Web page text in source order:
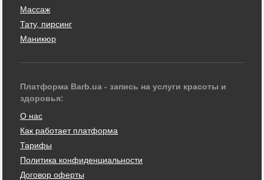
Массаж
Тату, пирсинг
Маникюр
Платформа Barb.ua - запись на услуги красоты и
здоровья:
О нас
Как работает платформа
Тарифы
Политика конфиденциальности
Договор оферты